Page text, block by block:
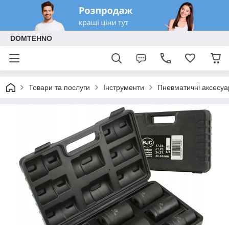
DOMTEHNO
Товари та послуги Інструменти Пневматичні